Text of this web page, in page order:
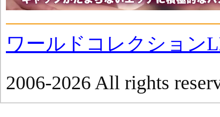
ワールドコレクション
2006-2026 All rights